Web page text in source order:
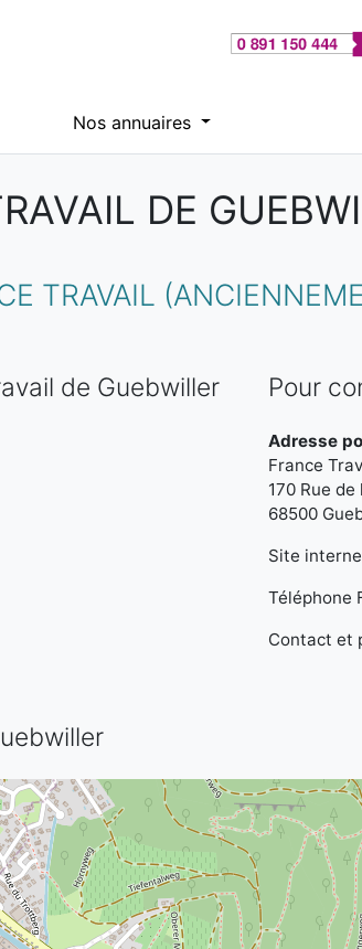
Nos annuaires
DE
TRAVAIL
de Guebwiller Pour
Adresse
France
170 Rue
68500
Site
Téléphone
Contact et